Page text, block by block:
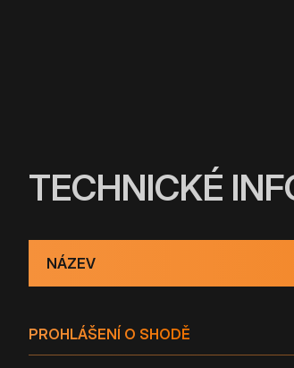
TECHNICKÉ
NÁZEV
PROHLÁŠENÍ O SHODĚ